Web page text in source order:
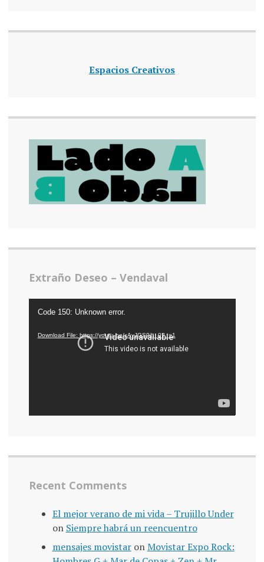
Espacios Creativos
Extraño Deseo – Vendaval
Code 150: Unknown error.
Download File: https://youtu.be/xAvJGS9jh_0?_=1
Recent Comments
El mejor verano de mi vida – Trujillo Under
on Siempre habrá un reencuentro
mensajes movistaronMovistar Expo Rock: